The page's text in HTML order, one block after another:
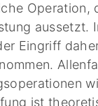
Operation,
aussetzt.
Eingriff
ist